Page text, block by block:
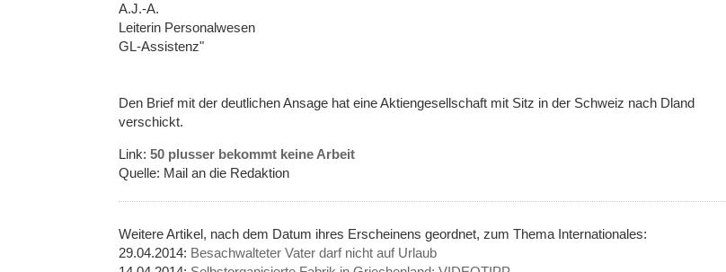
A.J.-A.
Leiterin Personalwesen
GL-Assistenz"
Den Brief mit der deutlichen Ansage hat eine Aktiengesellschaft mit Sitz in der Schweiz nach Dland
verschickt.
Link: 50 plusser bekommt keine Arbeit
Quelle: Mail an die Redaktion
Weitere Artikel, nach dem Datum ihres Erscheinens geordnet, zum Thema Internationales:
29.04.2014: Besachwalteter Vater darf nicht auf Urlaub